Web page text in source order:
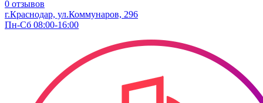
0 отзывов
г.Краснодар, ул.Коммунаров, 296
Пн-Сб 08:00-16:00